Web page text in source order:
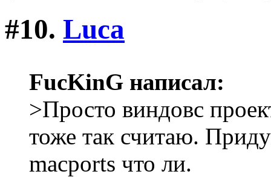
#10. Luca
FucKinG написал:
>Просто виндовс
тоже так считаю.
macports что ли.